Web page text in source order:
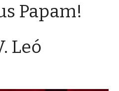
Papam!
Leó